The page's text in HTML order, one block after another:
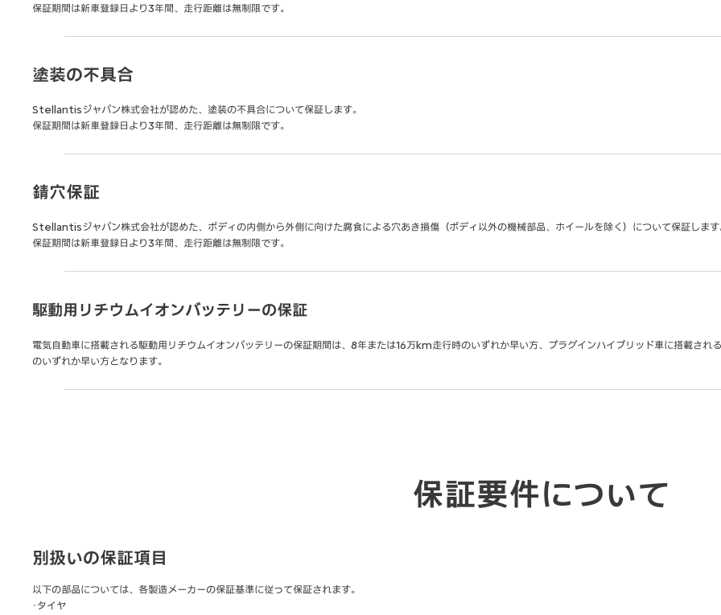
保証期間は新車登録日より3年間、走行距離は無制限です。
塗装の不具合
Stellantisジャパン株式会社が認めた、塗装の不具合について保証します。
保証期間は新車登録日より3年間、走行距離は無制限です。
錆穴保証
Stellantisジャパン株式会社が認めた、ボディの内側から外側に向けた腐食による穴あき損傷（ボディ以外の機械部品、ホイールを除く）について保証します
保証期間は新車登録日より3年間、走行距離は無制限です。
駆動用リチウムイオンバッテリーの保証
電気自動車に搭載される駆動用リチウムイオンバッテリーの保証期間は、8年または16万km走行時のいずれか早い方、プラグインハイブリッド車に搭載さ
のいずれか早い方となります。
保証要件について
別扱いの保証項目
以下の部品については、各製造メーカーの保証基準に従って保証されます。
･タイヤ